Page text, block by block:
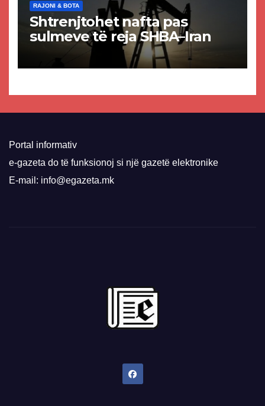
RAJONI & BOTA
Shtrenjtohet nafta pas
sulmeve të reja SHBA–Iran
Portal informativ
e-gazeta do të funksionoj si një gazetë elektronike
E-mail: info@egazeta.mk